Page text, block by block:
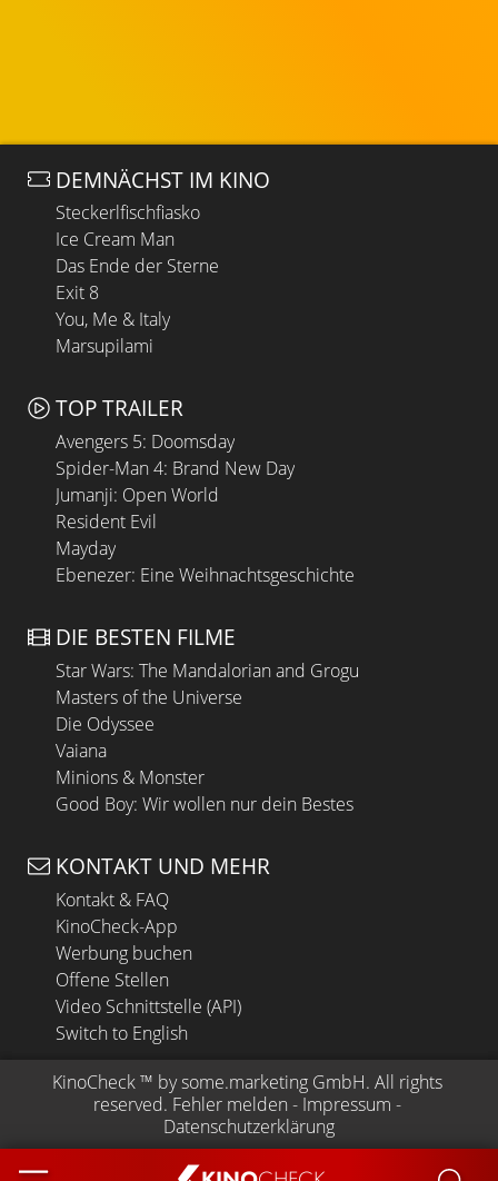
DEMNÄCHST IM KINO
Steckerlfischfiasko
Ice Cream Man
Das Ende der Sterne
Exit 8
You, Me & Italy
Marsupilami
TOP TRAILER
Avengers 5: Doomsday
Spider-Man 4: Brand New Day
Jumanji: Open World
Resident Evil
Mayday
Ebenezer: Eine Weihnachtsgeschichte
DIE BESTEN FILME
Star Wars: The Mandalorian and Grogu
Masters of the Universe
Die Odyssee
Vaiana
Minions & Monster
Good Boy: Wir wollen nur dein Bestes
KONTAKT UND MEHR
Kontakt & FAQ
KinoCheck-App
Werbung buchen
Offene Stellen
Video Schnittstelle (API)
Switch to English
KinoCheck ™ by some.marketing GmbH. All rights
reserved. Fehler melden - Impressum -
Datenschutzerklärung